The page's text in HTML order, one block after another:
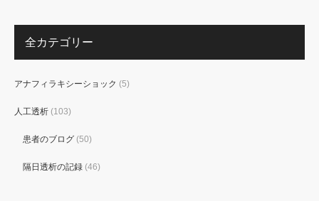
全カテゴリー
アナフィラキシーショック (5)
人工透析 (103)
患者のブログ (50)
隔日透析の記録 (46)